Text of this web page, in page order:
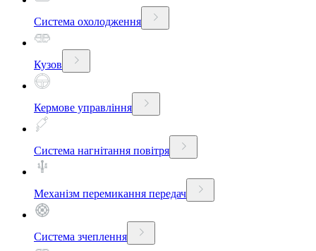
Система охолодження
Кузов
Кермове управління
Система нагнітання повітря
Механізм перемикання передач
Система зчеплення